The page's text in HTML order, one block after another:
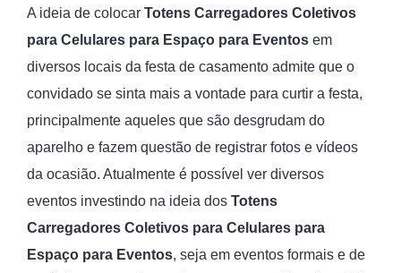
A ideia de colocar Totens Carregadores Coletivos
para Celulares para Espaço para Eventos em
diversos locais da festa de casamento admite que o
convidado se sinta mais a vontade para curtir a festa,
principalmente aqueles que são desgrudam do
aparelho e fazem questão de registrar fotos e vídeos
da ocasião. Atualmente é possível ver diversos
eventos investindo na ideia dos Totens
Carregadores Coletivos para Celulares para
Espaço para Eventos, seja em eventos formais e de